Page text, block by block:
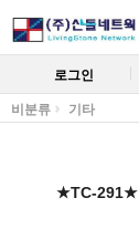
로그인
비분류 기타
★TC-291★